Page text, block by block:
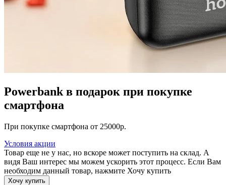
Powerbank в подарок при покупке
смартфона
При покупке смартфона от 25000р.
Условия акции
Товар еще не у нас, но вскоре может поступить на склад. А
видя Ваш интерес мы можем ускорить этот процесс. Если Вам
необходим данный товар, нажмите Хочу купить
Хочу купить